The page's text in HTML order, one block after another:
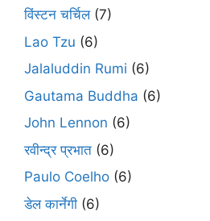
विंस्टन चर्चिल(7)
Lao Tzu (6)
Jalaluddin Rumi (6)
Gautama Buddha (6)
John Lennon (6)
रवीन्द्र प्रभात (6)
Paulo Coelho (6)
डेल कार्नेगी (6)